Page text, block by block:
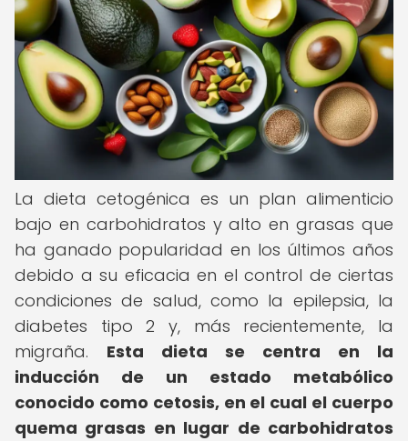
La dieta cetogénica es un plan alimenticio
bajo en carbohidratos y alto en grasas que
ha ganado popularidad en los últimos años
debido a su eficacia en el control de ciertas
condiciones de salud, como la epilepsia, la
diabetes tipo 2 y, más recientemente, la
migraña. Esta dieta se centra en la
inducción de un estado metabólico
conocido como cetosis, en el cual el cuerpo
quema grasas en lugar de carbohidratos